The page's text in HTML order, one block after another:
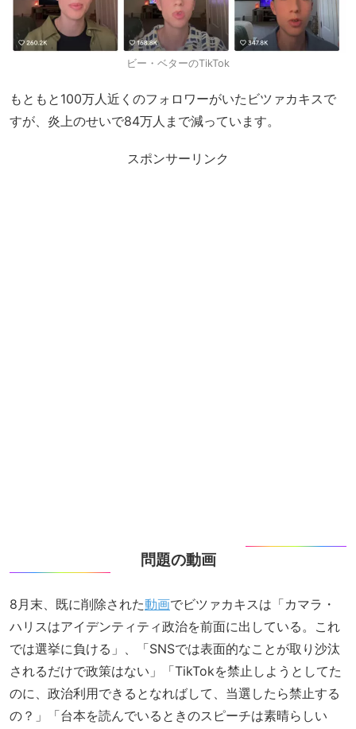
ビー・ベターのTikTok
もともと100万人近くのフォロワーがいたビツァカキスで
すが、炎上のせいで84万人まで減っています。
スポンサーリンク
問題の動画
8月末、既に削除された動画でビツァカキスは「カマラ・
ハリスはアイデンティティ政治を前面に出している。これ
では選挙に負ける」、「SNSでは表面的なことが取り沙汰
されるだけで政策はない」「TikTokを禁止しようとしてた
のに、政治利用できるとなればして、当選したら禁止する
の？」「台本を読んでいるときのスピーチは素晴らしい